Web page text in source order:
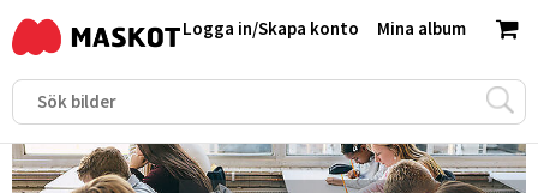
Mina album
Logga in/Skapa konto